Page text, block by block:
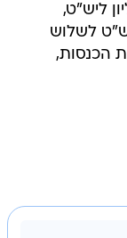
לכל הפחות 140 מיליון ליש"ט,
220 מיליון ליש"ט לשלוש
הכנסות,